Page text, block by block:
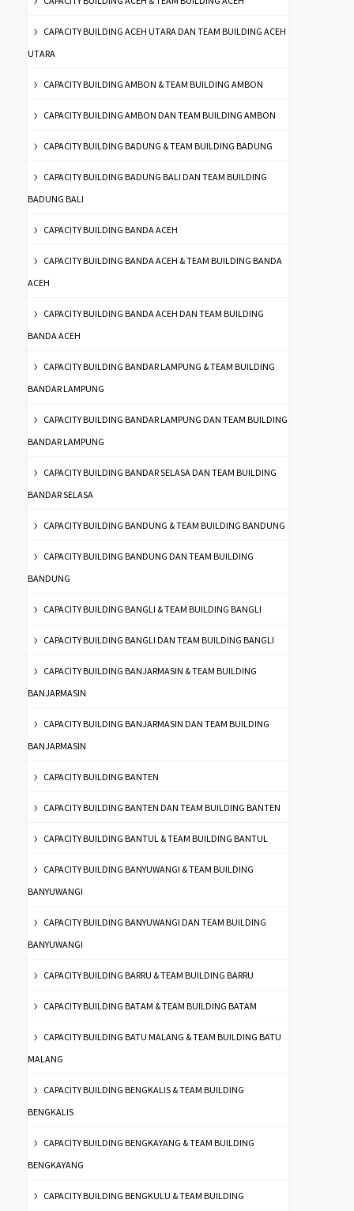
CAPACITY BUILDING ACEH UTARA DAN TEAM BUILDING ACEH
UTARA
CAPACITY BUILDING AMBON & TEAM BUILDING AMBON
CAPACITY BUILDING AMBON DAN TEAM BUILDING AMBON
CAPACITY BUILDING BADUNG & TEAM BUILDING BADUNG
CAPACITY BUILDING BADUNG BALI DAN TEAM BUILDING
BADUNG BALI
CAPACITY BUILDING BANDA ACEH
CAPACITY BUILDING BANDA ACEH & TEAM BUILDING BANDA
ACEH
CAPACITY BUILDING BANDA ACEH DAN TEAM BUILDING
BANDA ACEH
CAPACITY BUILDING BANDAR LAMPUNG & TEAM BUILDING
BANDAR LAMPUNG
CAPACITY BUILDING BANDAR LAMPUNG DAN TEAM BUILDING
BANDAR LAMPUNG
CAPACITY BUILDING BANDAR SELASA DAN TEAM BUILDING
BANDAR SELASA
CAPACITY BUILDING BANDUNG & TEAM BUILDING BANDUNG
CAPACITY BUILDING BANDUNG DAN TEAM BUILDING
BANDUNG
CAPACITY BUILDING BANGLI & TEAM BUILDING BANGLI
CAPACITY BUILDING BANGLI DAN TEAM BUILDING BANGLI
CAPACITY BUILDING BANJARMASIN & TEAM BUILDING
BANJARMASIN
CAPACITY BUILDING BANJARMASIN DAN TEAM BUILDING
BANJARMASIN
CAPACITY BUILDING BANTEN
CAPACITY BUILDING BANTEN DAN TEAM BUILDING BANTEN
CAPACITY BUILDING BANTUL & TEAM BUILDING BANTUL
CAPACITY BUILDING BANYUWANGI & TEAM BUILDING
BANYUWANGI
CAPACITY BUILDING BANYUWANGI DAN TEAM BUILDING
BANYUWANGI
CAPACITY BUILDING BARRU & TEAM BUILDING BARRU
CAPACITY BUILDING BATAM & TEAM BUILDING BATAM
CAPACITY BUILDING BATU MALANG & TEAM BUILDING BATU
MALANG
CAPACITY BUILDING BENGKALIS & TEAM BUILDING
BENGKALIS
CAPACITY BUILDING BENGKAYANG & TEAM BUILDING
BENGKAYANG
CAPACITY BUILDING BENGKULU & TEAM BUILDING